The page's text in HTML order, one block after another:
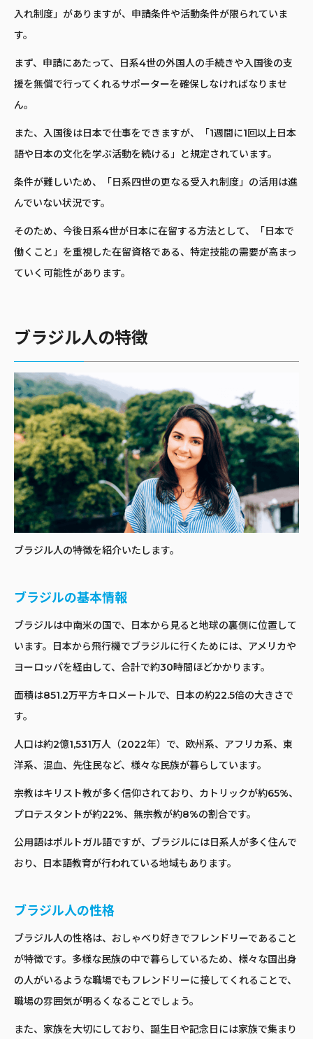
入れ制度」がありますが、申請条件や活動条件が限られていま
す。
まず、申請にあたって、日系4世の外国人の手続きや入国後の支
援を無償で行ってくれるサポーターを確保しなければなりませ
ん。
また、入国後は日本で仕事をできますが、「1週間に1回以上日本
語や日本の文化を学ぶ活動を続ける」と規定されています。
条件が難しいため、「日系四世の更なる受入れ制度」の活用は進
んでいない状況です。
そのため、今後日系4世が日本に在留する方法として、「日本で
働くこと」を重視した在留資格である、特定技能の需要が高まっ
ていく可能性があります。
ブラジル人の特徴
ブラジル人の特徴を紹介いたします。
ブラジルの基本情報
ブラジルは中南米の国で、日本から見ると地球の裏側に位置して
います。日本から飛行機でブラジルに行くためには、アメリカや
ヨーロッパを経由して、合計で約30時間ほどかかります。
面積は851.2万平方キロメートルで、日本の約22.5倍の大きさで
す。
人口は約2億1,531万人（2022年）で、欧州系、アフリカ系、東
洋系、混血、先住民など、様々な民族が暮らしています。
宗教はキリスト教が多く信仰されており、カトリックが約65%、
プロテスタントが約22%、無宗教が約8%の割合です。
公用語はポルトガル語ですが、ブラジルには日系人が多く住んで
おり、日本語教育が行われている地域もあります。
ブラジル人の性格
ブラジル人の性格は、おしゃべり好きでフレンドリーであること
が特徴です。多様な民族の中で暮らしているため、様々な国出身
の人がいるような職場でもフレンドリーに接してくれることで、
職場の雰囲気が明るくなることでしょう。
また、家族を大切にしており、誕生日や記念日には家族で集まり